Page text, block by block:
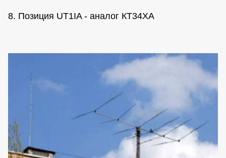
8. Позиция UT1IA - аналог КТ34ХА